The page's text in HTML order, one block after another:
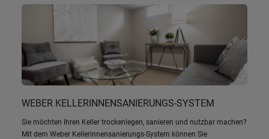
WEBER KELLERINNENSANIERUNGS-SYSTEM
Sie möchten Ihren Keller trockenlegen, sanieren und nutzbar machen?
Mit dem Weber Kellerinnensanierungs-System können Sie